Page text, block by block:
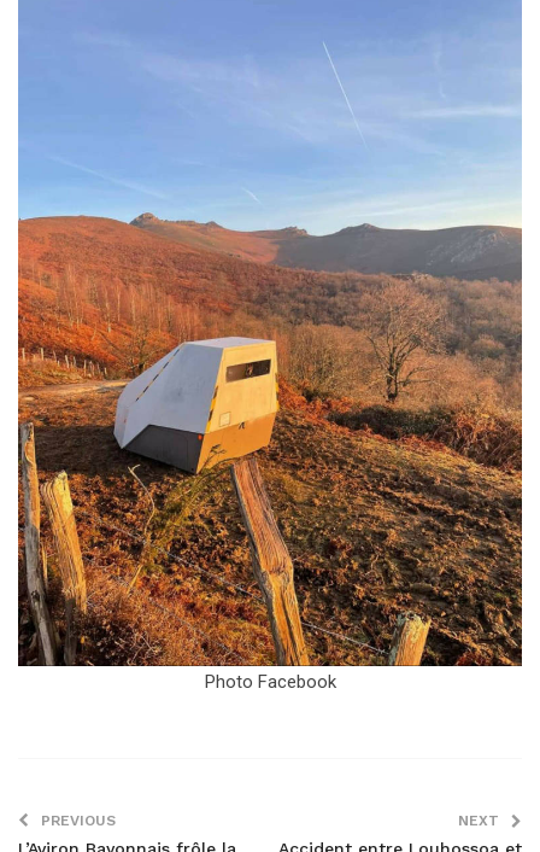
Photo Facebook
PREVIOUS
L’Aviron Bayonnais frôle la
NEXT
Accident entre Louhossoa et